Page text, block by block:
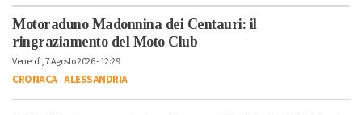
Motoraduno Madonnina dei Centauri: il
ringraziamento del Moto Club
Venerdì, 7 Agosto 2026 - 12:29
CRONACA-ALESSANDRIA